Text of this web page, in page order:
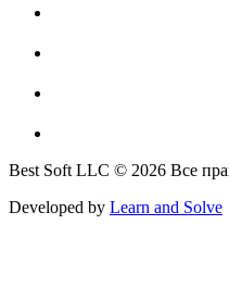
Best Soft LLC © 2026 Все
Developed by Learn and Solve